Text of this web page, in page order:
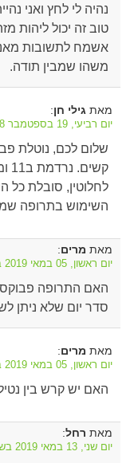
נהיה לי לחץ ואני
טוב זה יכול ליהות
אשמח לתשובות
משהו שמבין תודה.
מאת גילי חן:
יום רביעי, 19 בספטמבר 2018 בשעה 5:42
לחלוטין, סובלת כל
השימוש בתרופה
מאת מרים:
יום ראשון, 05 במאי 2019 בשעה 9:03
האם התרופה
סדר יום שלא ניתן
מאת מרים:
יום ראשון, 05 במאי 2019 בשעה 9:04
האם יש קרש בין
מאת רחל:
יום שני, 13 במאי 2019 בשעה 13:10